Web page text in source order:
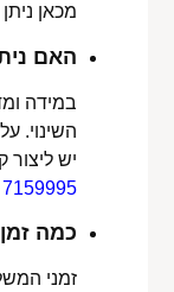
מכאן
האם
במידה
השינוי.
יש ליצור
7159995
כמה
זמני